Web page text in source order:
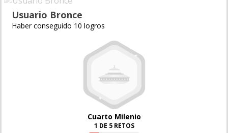
Usuario Bronce
Haber conseguido 10 logros
Cuarto Milenio
1 DE 5 RETOS